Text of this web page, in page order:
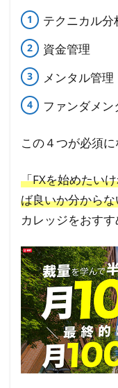
テクニカル分
資金管理
メンタル管理
ファンダメ
この４つが必須に
「FXを始めたい
ば良いか分から
カレッジをおすす